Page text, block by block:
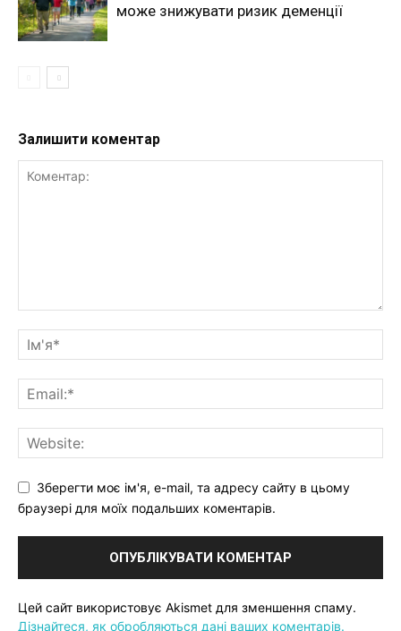
може знижувати ризик деменції
Залишити коментар
Зберегти моє ім'я, e-mail, та адресу сайту в цьому
браузері для моїх подальших коментарів.
Цей сайт використовує Akismet для зменшення спаму.
Дізнайтеся, як обробляються дані ваших коментарів.